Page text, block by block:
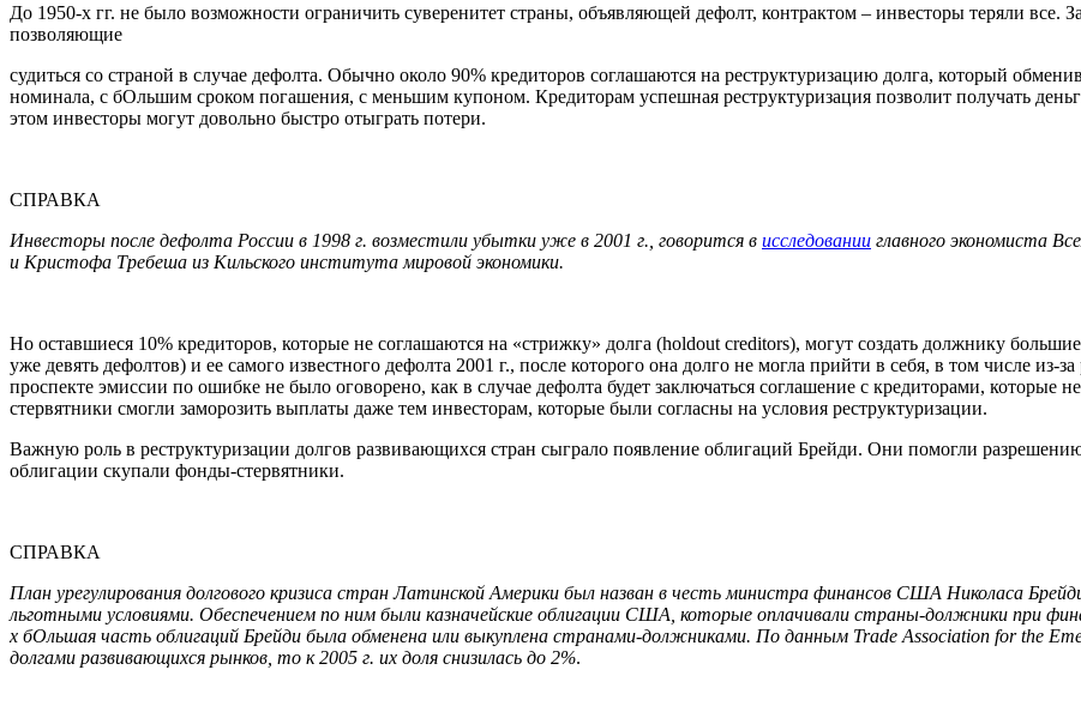
До 1950-х гг. не было возможности ограничить суверенитет страны, объявляющей дефолт, контрактом – инвесторы теряли все.
позволяющие
судиться со страной в случае дефолта. Обычно около 90% кредиторов соглашаются на реструктуризацию долга, который
номинала, с бОльшим сроком погашения, с меньшим купоном. Кредиторам успешная реструктуризация позволит получать
этом инвесторы могут довольно быстро отыграть потери.
СПРАВКА
Инвесторы после дефолта России в 1998 г. возместили убытки уже в 2001 г., говорится в исследовании главного экономиста
и Кристофа Требеша из Кильского института мировой экономики.
Но оставшиеся 10% кредиторов, которые не соглашаются на «стрижку» долга (holdout creditors), могут создать должнику
уже девять дефолтов) и ее самого известного дефолта 2001 г., после которого она долго не могла прийти в себя, в том числе
проспекте эмиссии по ошибке не было оговорено, как в случае дефолта будет заключаться соглашение с кредиторами, которые
стервятники смогли заморозить выплаты даже тем инвесторам, которые были согласны на условия реструктуризации.
Важную роль в реструктуризации долгов развивающихся стран сыграло появление облигаций Брейди. Они помогли
облигации скупали фонды-стервятники.
СПРАВКА
План урегулирования долгового кризиса стран Латинской Америки был назван в честь министра финансов США Николаса
льготными условиями. Обеспечением по ним были казначейские облигации США, которые оплачивали страны-должники при
х бОльшая часть облигаций Брейди была обменена или выкуплена странами-должниками. По данным Trade Association for the
долгами развивающихся рынков, то к 2005 г. их доля снизилась до 2%.